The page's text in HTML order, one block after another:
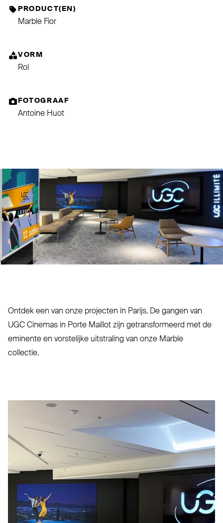
PRODUCT(EN)
Marble Fior
VORM
Rol
FOTOGRAAF
Antoine Huot
Ontdek een van onze projecten in Parijs. De gangen van
UGC Cinemas in Porte Maillot zijn getrans­formeerd met de
eminente en vor­stelijke uit­straling van onze Marble
collectie.